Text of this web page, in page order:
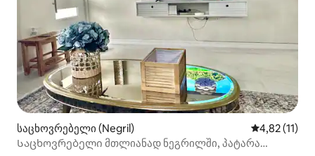
საცხოვრებელი (Negril) საშუალო
4,82 (11)
Საცხოვრებელი მთლიანად ნეგრილში, პატარა